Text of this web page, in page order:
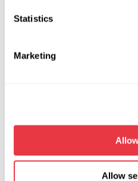
Statistics
Marketing
Allow
смазка на полный срок их
специальным чехлом. Но у
сильным ударам,
Шарниры могут повредить
Пружины